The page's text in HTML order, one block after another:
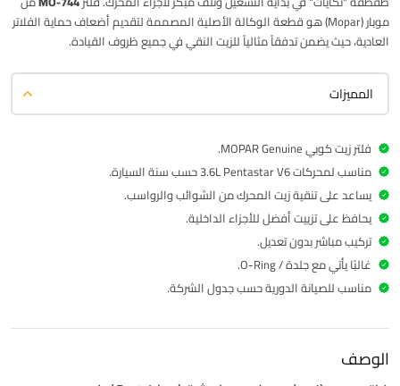
موبار (Mopar) هو قطعة الوكالة الأصلية المصممة لتقديم أضعاف حماية الفلاتر
العادية، حيث يضمن تدفقاً مثالياً للزيت النقي في جميع ظروف القيادة.
المميزات
فلتر زيت كوبي MOPAR Genuine.
مناسب لمحركات 3.6L Pentastar V6 حسب سنة السيارة.
يساعد على تنقية زيت المحرك من الشوائب والرواسب.
يحافظ على تزييت أفضل للأجزاء الداخلية.
تركيب مباشر بدون تعديل.
غالبًا يأتي مع جلدة / O-Ring.
مناسب للصيانة الدورية حسب جدول الشركة.
الوصف